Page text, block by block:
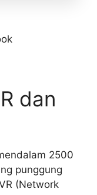
dan
2500
punggung
(Network